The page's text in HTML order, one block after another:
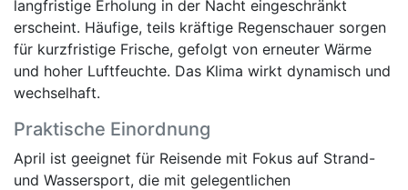
langfristige Erholung in der Nacht eingeschränkt
erscheint. Häufige, teils kräftige Regenschauer sorgen
für kurzfristige Frische, gefolgt von erneuter Wärme
und hoher Luftfeuchte. Das Klima wirkt dynamisch und
wechselhaft.
Praktische Einordnung
April ist geeignet für Reisende mit Fokus auf Strand-
und Wassersport, die mit gelegentlichen